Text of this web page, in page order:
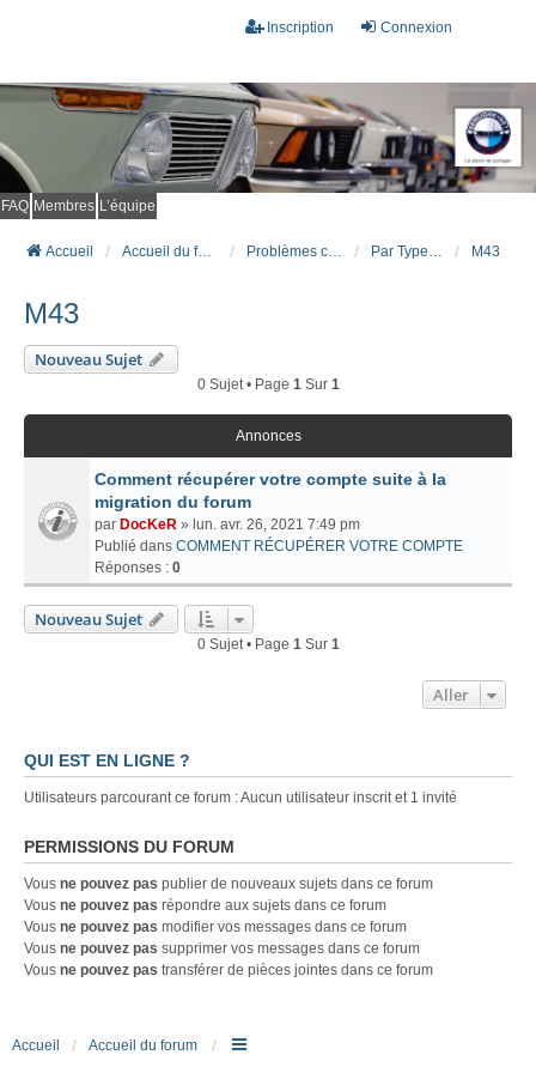
Connexion
Inscription
FAQ Membres L’équipe
Accueil Accueil du forum Problèmes connus et résolus (FAQ) Par Type Moteur (ESSENCE) M43
M43
Nouveau Sujet
0 Sujet • Page 1Sur 1
Annonces
Comment récupérer votre compte suite à la
migration du forum
par DocKeR » lun. avr. 26, 2021 7:49 pm
Publié dans COMMENT RÉCUPÉRER VOTRE COMPTE
Réponses : 0
Nouveau Sujet
0 Sujet • Page 1Sur 1
Aller
QUI EST EN LIGNE ?
Utilisateurs parcourant ce forum : Aucun utilisateur inscrit et 1 invité
PERMISSIONS DU FORUM
Vous ne pouvez pas publier de nouveaux sujets dans ce forum
Vous ne pouvez pas répondre aux sujets dans ce forum
Vous ne pouvez pas modifier vos messages dans ce forum
Vous ne pouvez pas supprimer vos messages dans ce forum
Vous ne pouvez pas transférer de pièces jointes dans ce forum
Accueil Accueil du forum